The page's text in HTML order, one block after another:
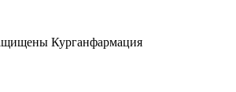
Курганфармация